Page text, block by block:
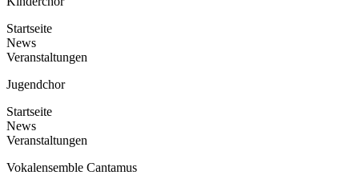
Startseite
News
Veranstaltungen
Jugendchor
Startseite
News
Veranstaltungen
Vokalensemble Cantamus